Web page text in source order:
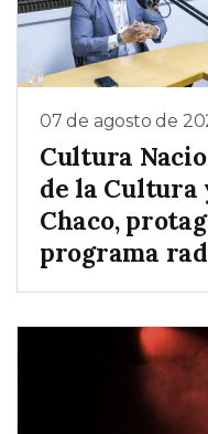
07 de agosto de
Cultura
de la Cultura
Chaco,
programa